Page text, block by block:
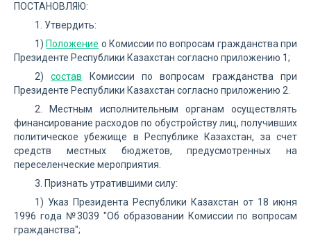
ПОСТАНОВЛЯЮ:
1. Утвердить:
1) Положение о Комиссии по вопросам гражданства при
Президенте Республики Казахстан согласно приложению 1;
2)состав Комиссии по вопросам гражданства при
Президенте Республики Казахстан согласно приложению 2.
2. Местным исполнительным органам осуществлять
финансирование расходов по обустройству лиц, получивших
политическое убежище в Республике Казахстан, за счет
средств местных бюджетов, предусмотренных на
переселенческие мероприятия.
3. Признать утратившими силу:
1) Указ Президента Республики Казахстан от 18 июня
1996 года №3039 "Об образовании Комиссии по вопросам
гражданства";